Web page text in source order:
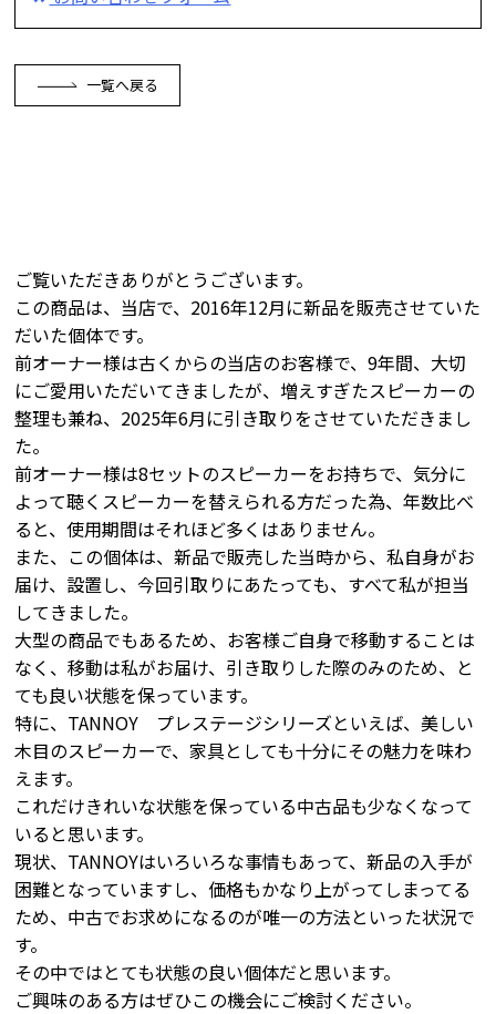
一覧へ戻る
ご覧いただきありがとうございます。
この商品は、当店で、2016年12月に新品を販売させていた
だいた個体です。
前オーナー様は古くからの当店のお客様で、9年間、大切
にご愛用いただいてきましたが、増えすぎたスピーカーの
整理も兼ね、2025年6月に引き取りをさせていただきまし
た。
前オーナー様は8セットのスピーカーをお持ちで、気分に
よって聴くスピーカーを替えられる方だった為、年数比べ
ると、使用期間はそれほど多くはありません。
また、この個体は、新品で販売した当時から、私自身がお
届け、設置し、今回引取りにあたっても、すべて私が担当
してきました。
大型の商品でもあるため、お客様ご自身で移動することは
なく、移動は私がお届け、引き取りした際のみのため、と
ても良い状態を保っています。
特に、TANNOY プレステージシリーズといえば、美しい
木目のスピーカーで、家具としても十分にその魅力を味わ
えます。
これだけきれいな状態を保っている中古品も少なくなって
いると思います。
現状、TANNOYはいろいろな事情もあって、新品の入手が
困難となっていますし、価格もかなり上がってしまってる
ため、中古でお求めになるのが唯一の方法といった状況で
す。
その中ではとても状態の良い個体だと思います。
ご興味のある方はぜひこの機会にご検討ください。